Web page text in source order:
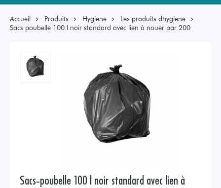
Accueil Produits Hygiene
Les produits dhygiene
Sacs poubelle 100 l noir standard avec lien à nouer par 200
Sacs-poubelle 100 l noir standard avec lien à